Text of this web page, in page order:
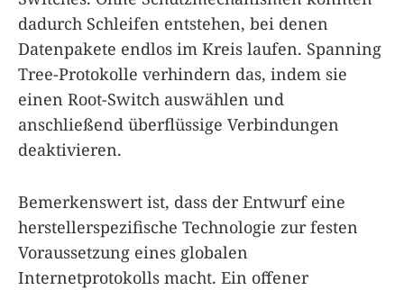
dadurch Schleifen entstehen, bei denen
Datenpakete endlos im Kreis laufen. Spanning
Tree-Protokolle verhindern das, indem sie
einen Root-Switch auswählen und
anschließend überflüssige Verbindungen
deaktivieren.
Bemerkenswert ist, dass der Entwurf eine
herstellerspezifische Technologie zur festen
Voraussetzung eines globalen
Internetprotokolls macht. Ein offener